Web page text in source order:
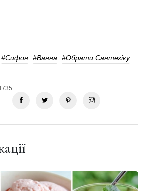
#Сифон #Ванна #Обрати Сантехіку